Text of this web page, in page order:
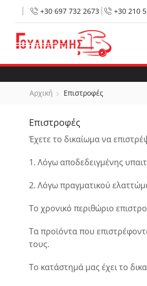
+30 697 732 2673 +30 210
Αρχική Επιστροφές
Επιστροφές
Έχετε το δικαίωμα να
1. Λόγω αποδεδειγμένης
2. Λόγω πραγματικού
Το χρονικό περιθώριο
Τα προϊόντα που
τους.
Το κατάστημά μας έχει το